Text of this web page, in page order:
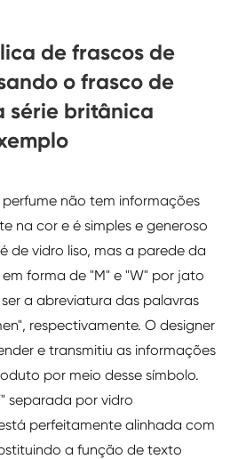
de frascos de
o frasco de
série britânica
não tem informações
na cor e é simples e generoso
de vidro liso, mas a parede da
forma de "M" e "W" por jato
a abreviatura das palavras
respectivamente. O designer
e transmitiu as informações
por meio desse símbolo.
separada por vidro
perfeitamente alinhada com
a função de texto